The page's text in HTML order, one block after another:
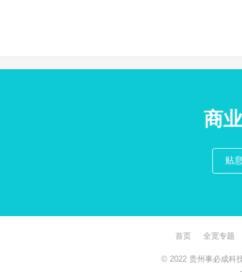
商
贴
首页 全宽专题
© 2022 贵州事必成科